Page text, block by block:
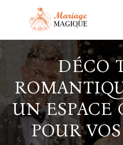
DÉCO
UN ESPACE
POUR